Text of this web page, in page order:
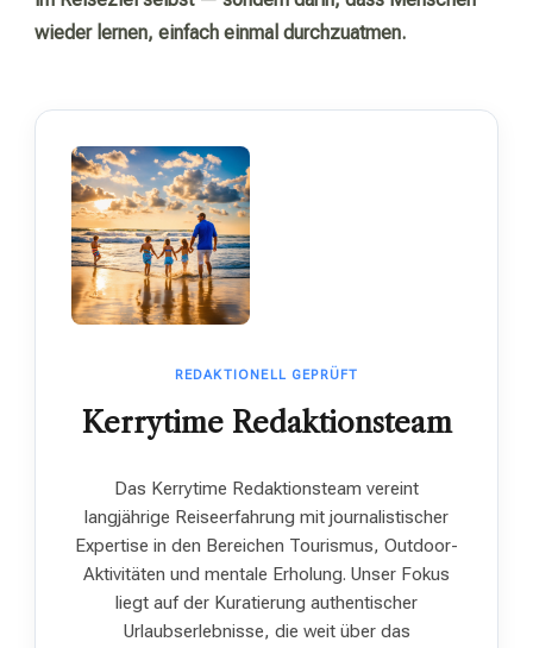
wieder lernen, einfach einmal durchzuatmen.
REDAKTIONELL GEPRÜFT
Kerrytime Redaktionsteam
Das Kerrytime Redaktionsteam vereint
langjährige Reiseerfahrung mit journalistischer
Expertise in den Bereichen Tourismus, Outdoor-
Aktivitäten und mentale Erholung. Unser Fokus
liegt auf der Kuratierung authentischer
Urlaubserlebnisse, die weit über das